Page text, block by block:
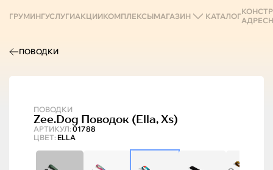
ГРУМИНГУСЛУГИАКЦИИКОМПЛЕКСЫМАГАЗИН КАТАЛОГ
ПОВОДКИ
ПОВОДКИ
АРТИКУЛ: 01788
Zee.Dog Поводок (ella, Xs)
ЦВЕТ: ELLA